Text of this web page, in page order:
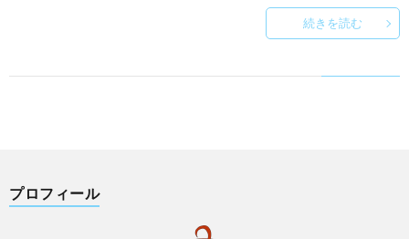
続きを読む
プロフィール